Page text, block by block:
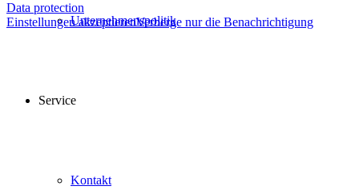
Unternehmenspolitik
Service
Kontakt
Data protection
Einstellungen akzeptierenVerberge nur die Benachrichtigung